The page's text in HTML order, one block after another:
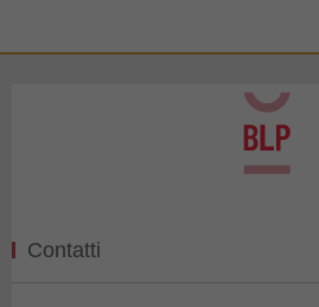
Contatti